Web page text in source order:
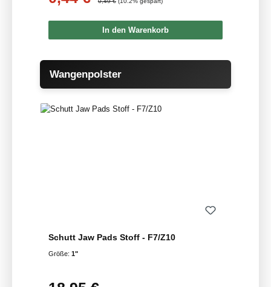
In den Warenkorb
Produktgalerie überspringen
Wangenpolster
Schutt Jaw Pads Stoff - F7/Z10
Größe: 1"